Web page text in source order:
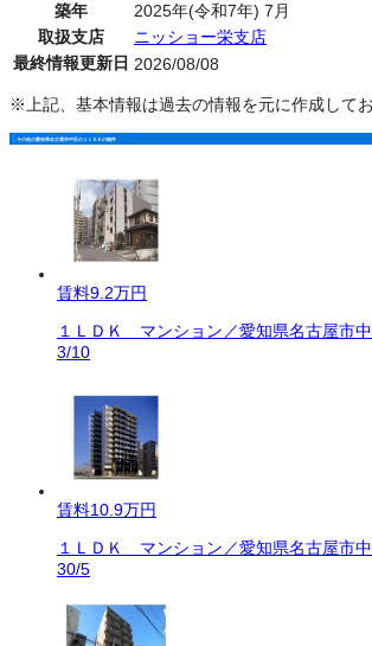
築年
2025年(令和7年) 7月
取扱支店
ニッショー栄支店
最終情報更新日 2026/08/08
※上記、基本情報は過去の情報を元に作成してお
その他の愛知県名古屋市中区の１ＬＤＫの物件
賃料9.2万円
１ＬＤＫ マンション／愛知県名古屋市
3/10
賃料10.9万円
１ＬＤＫ マンション／愛知県名古屋市
30/5